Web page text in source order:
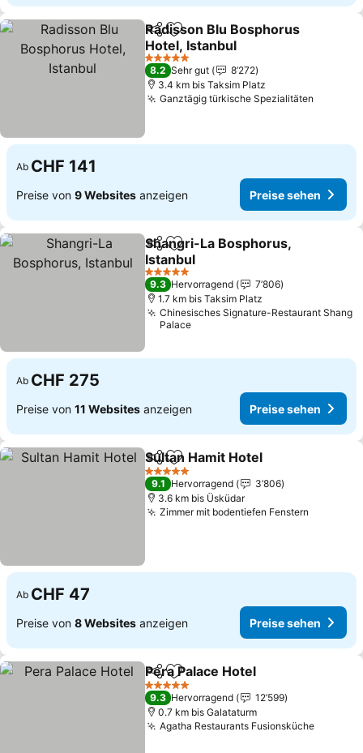
TeilenZu Favoriten hinzufügen
Radisson Blu Bosphorus
Hotel, Istanbul
Preise sehen
5 Sterne
8.2 Sehr gut
8’272
3.4 km bis Taksim Platz
Ganztägig türkische Spezialitäten
Ab CHF 141
Preise von 9 Websites anzeigen Preise sehen
TeilenZu Favoriten hinzufügen
Shangri-La Bosphorus,
Istanbul
Preise sehen
5 Sterne
9.3 Hervorragend
7’806
1.7 km bis Taksim Platz
Chinesisches Signature-Restaurant Shang
Palace
Ab CHF 275
Preise von 11 Websites anzeigen Preise sehen
TeilenZu Favoriten hinzufügen
Sultan Hamit Hotel
5 Sterne
9.1 Hervorragend
3’806
3.6 km bis Üsküdar
Zimmer mit bodentiefen Fenstern
Ab CHF 47
Preise von 8 Websites anzeigen Preise sehen
TeilenZu Favoriten hinzufügen
Pera Palace Hotel
5 Sterne
9.3 Hervorragend
12’599
0.7 km bis Galataturm
Agatha Restaurants FusionsküchePreise